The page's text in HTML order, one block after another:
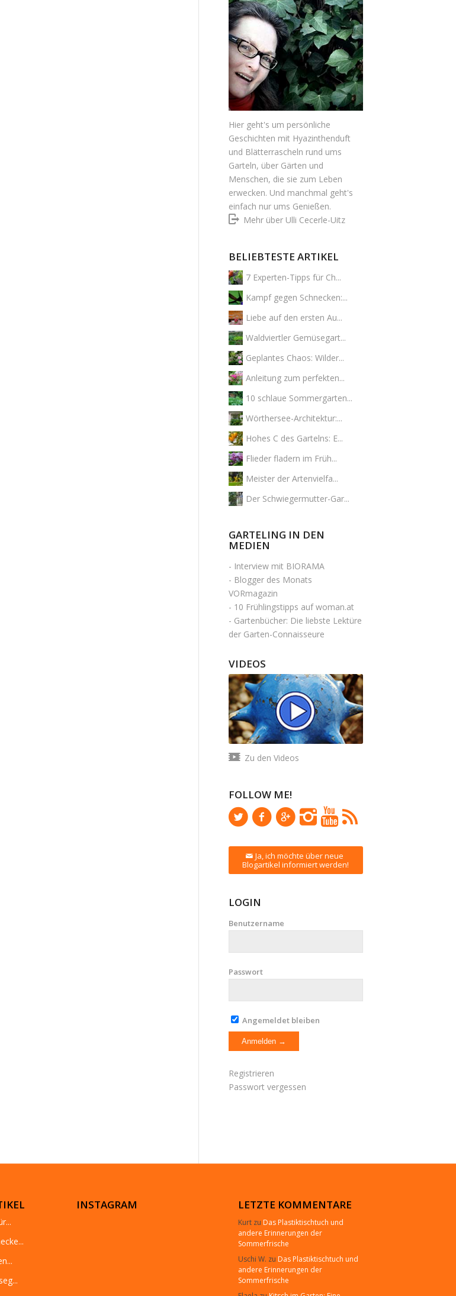
Hier geht's um persönliche
Geschichten mit Hyazinthenduft
und Blätterrascheln rund ums
Garteln, über Gärten und
Menschen, die sie zum Leben
erwecken. Und manchmal geht's
einfach nur ums Genießen.
Mehr über Ulli Cecerle-Uitz
BELIEBTESTE ARTIKEL
7 Experten-Tipps für Ch...
Kampf gegen Schnecken:...
Liebe auf den ersten Au...
Waldviertler Gemüsegart...
Geplantes Chaos: Wilder...
Anleitung zum perfekten...
10 schlaue Sommergarten...
Wörthersee-Architektur:...
Hohes C des Gartelns: E...
Flieder fladern im Früh...
Meister der Artenvielfa...
Der Schwiegermutter-Gar...
GARTELING IN DEN
MEDIEN
- Interview mit BIORAMA
- Blogger des Monats
VORmagazin
- 10 Frühlingstipps auf woman.at
- Gartenbücher: Die liebste Lektüre
der Garten-Connaisseure
VIDEOS
Zu den Videos
FOLLOW ME!
Ja, ich möchte über neue
Blogartikel informiert werden!
LOGIN
Benutzername
Passwort
Angemeldet bleiben
Registrieren
Passwort vergessen
INSTAGRAM LETZTE KOMMENTARE
Kurtzu Das Plastiktischtuch und
andere Erinnerungen der
Sommerfrische
Uschi W. zu Das Plastiktischtuch und
andere Erinnerungen der
Sommerfrische